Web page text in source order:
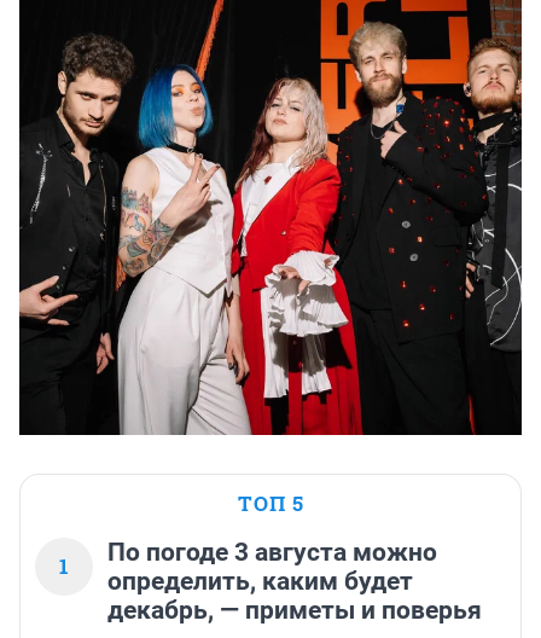
ТОП 5
1
По погоде 3 августа можно
определить, каким будет
декабрь, — приметы и поверья